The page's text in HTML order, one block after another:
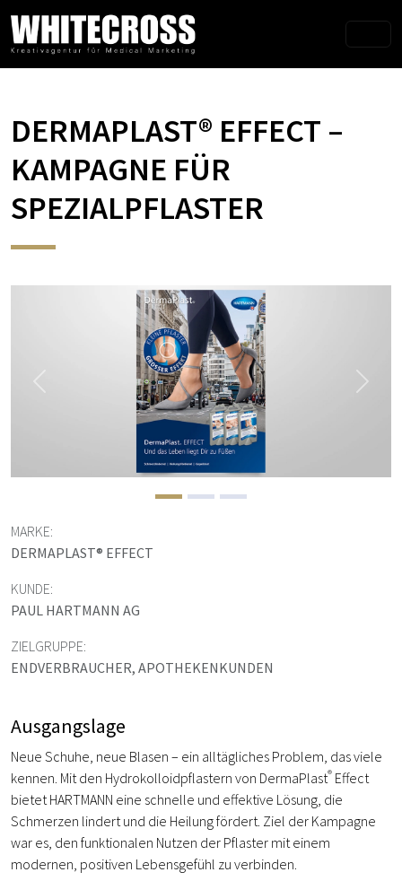
DERMAPLAST® EFFECT –
KAMPAGNE FÜR
SPEZIALPFLASTER
Next
MARKE:
DERMAPLAST® EFFECT
KUNDE:
PAUL HARTMANN AG
ZIELGRUPPE:
ENDVERBRAUCHER, APOTHEKENKUNDEN
Ausgangslage
Neue Schuhe, neue Blasen – ein alltägliches Problem, das viele
kennen. Mit den Hydrokolloidpflastern von DermaPlast® Effect
bietet HARTMANN eine schnelle und effektive Lösung, die
Schmerzen lindert und die Heilung fördert. Ziel der Kampagne
war es, den funktionalen Nutzen der Pflaster mit einem
modernen, positiven Lebensgefühl zu verbinden.